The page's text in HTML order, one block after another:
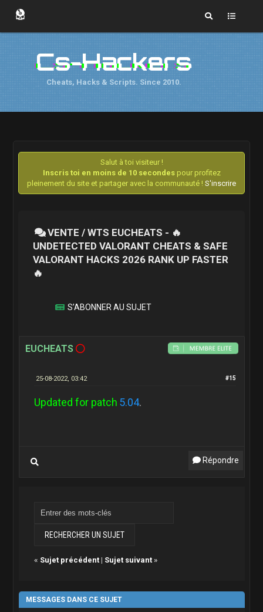
Cs-Hackers
Cheats, Hacks & Scripts. Since 2010.
Salut à toi visiteur !
Inscris toi en moins de 10 secondespour profitez
pleinement du site et partager avec la communauté ! S'inscrire
VENTE / WTS EUCHEATS - 🔥
UNDETECTED VALORANT CHEATS & SAFE
VALORANT HACKS 2026 RANK UP FASTER
🔥
S’ABONNER AU SUJET
EUCHEATS
#15
25-08-2022, 03:42
Updated for patch 5.04.
Répondre
« Sujet précédent| Sujet suivant»
MESSAGES DANS CE SUJET